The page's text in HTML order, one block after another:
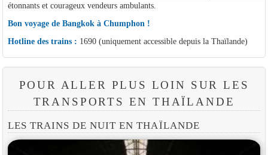
étonnants et courageux vendeurs ambulants.
Bon voyage de Bangkok à Chumphon !
Hotline des trains : 1690 (uniquement accessible depuis la Thaïlande)
POUR ALLER PLUS LOIN SUR LES
TRANSPORTS EN THAÏLANDE
LES TRAINS DE NUIT EN THAÏLANDE